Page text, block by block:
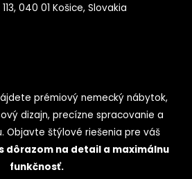
040 01 Košice, Slovakia
prémiový nemecký nábytok,
dizajn, precízne spracovanie a
Objavte štýlové riešenia pre váš
dôrazom na detail a maximálnu
funkčnosť.